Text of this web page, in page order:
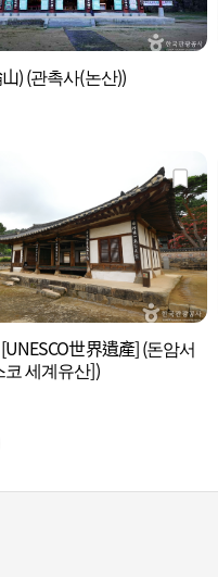
) (관촉사(논산))
世界遺產] (돈암서
코 세계유산])